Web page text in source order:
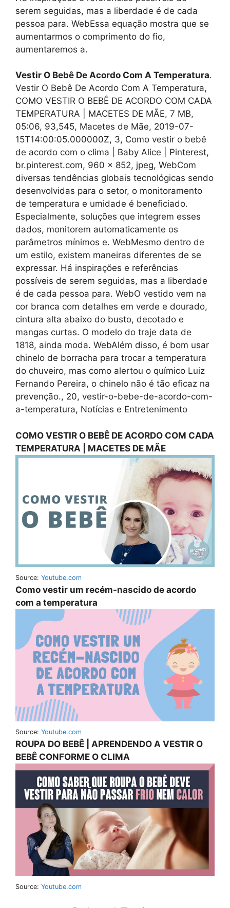
serem seguidas, mas a liberdade é de cada
pessoa para. WebEssa equação mostra que se
aumentarmos o comprimento do fio,
aumentaremos a.
Vestir O Bebê De Acordo Com A Temperatura.
Vestir O Bebê De Acordo Com A Temperatura,
COMO VESTIR O BEBÊ DE ACORDO COM CADA
TEMPERATURA | MACETES DE MÃE, 7 MB,
05:06, 93,545, Macetes de Mãe, 2019-07-
15T14:00:05.000000Z, 3, Como vestir o bebê
de acordo com o clima | Baby Alice | Pinterest,
br.pinterest.com, 960 x 852, jpeg, WebCom
diversas tendências globais tecnológicas sendo
desenvolvidas para o setor, o monitoramento
de temperatura e umidade é beneficiado.
Especialmente, soluções que integrem esses
dados, monitorem automaticamente os
parâmetros mínimos e. WebMesmo dentro de
um estilo, existem maneiras diferentes de se
expressar. Há inspirações e referências
possíveis de serem seguidas, mas a liberdade
é de cada pessoa para. WebO vestido vem na
cor branca com detalhes em verde e dourado,
cintura alta abaixo do busto, decotado e
mangas curtas. O modelo do traje data de
1818, ainda moda. WebAlém disso, é bom usar
chinelo de borracha para trocar a temperatura
do chuveiro, mas como alertou o químico Luiz
Fernando Pereira, o chinelo não é tão eficaz na
prevenção., 20, vestir-o-bebe-de-acordo-com-
a-temperatura, Notícias e Entretenimento
COMO VESTIR O BEBÊ DE ACORDO COM CADA
TEMPERATURA | MACETES DE MÃE
Source: Youtube.com
Como vestir um recém-nascido de acordo
com a temperatura
Source: Youtube.com
ROUPA DO BEBÊ | APRENDENDO A VESTIR O
BEBÊ CONFORME O CLIMA
Source: Youtube.com